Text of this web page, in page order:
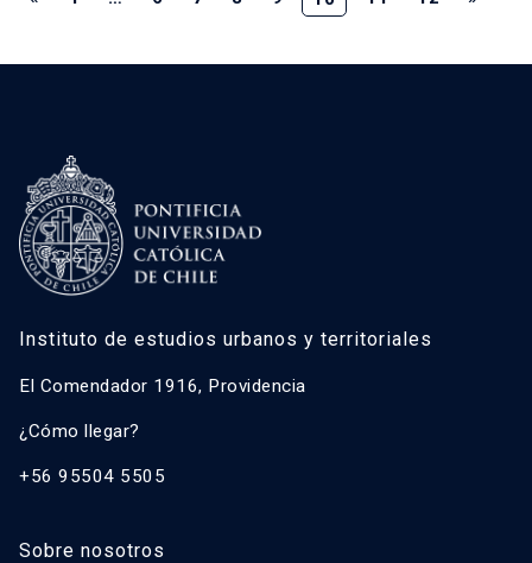
Instituto de estudios urbanos y territoriales
El Comendador 1916, Providencia
¿Cómo llegar?
+56 95504 5505
Sobre nosotros